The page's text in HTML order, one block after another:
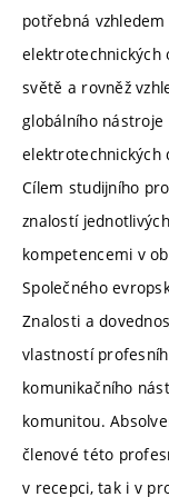
potřebná
elektrotechnických
světě a rovněž
globálního
elektrotechnických
Cílem studijního
znalostí
kompetencemi v
Společného
Znalosti a
vlastností
komunikačního
komunitou.
členové této
v recepci, tak i v